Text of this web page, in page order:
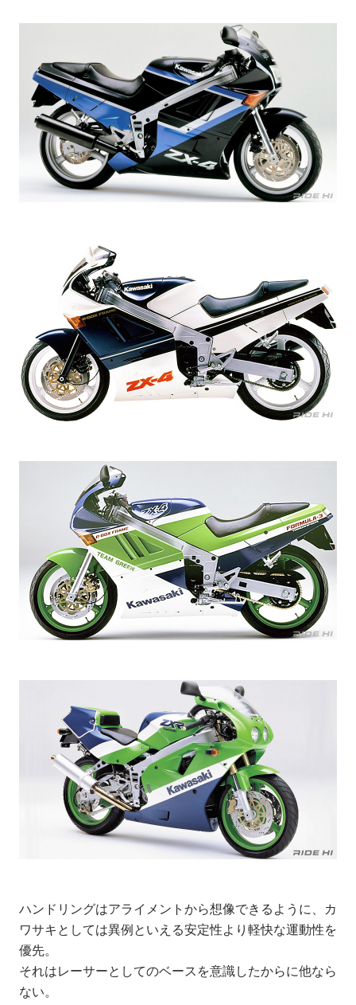
ハンドリングはアライメントから想像できるように、カ
ワサキとしては異例といえる安定性より軽快な運動性を
優先。
それはレーサーとしてのベースを意識したからに他なら
ない。